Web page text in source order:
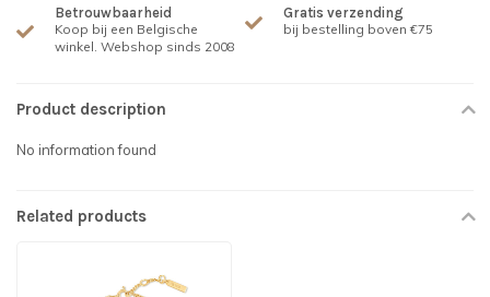
Betrouwbaarheid
Koop bij een Belgische
winkel. Webshop sinds 2008
Gratis verzending
bij bestelling boven €75
Product description
No information found
Related products